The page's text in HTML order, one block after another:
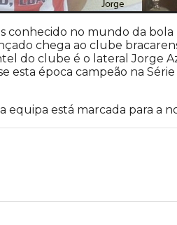
conhecido no mundo da
chega ao clube
do clube é o lateral Jorge
esta época campeão na
equipa está marcada para a